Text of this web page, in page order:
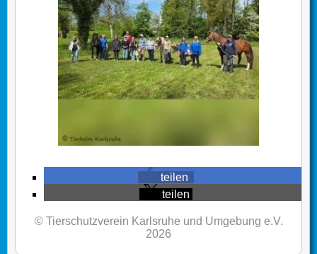
teilen
teilen
© Tierschutzverein Karlsruhe und Umgebung e.V.
2026